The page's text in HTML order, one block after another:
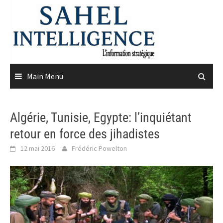
content
Main Menu
Algérie, Tunisie, Egypte: l’inquiétant
retour en force des jihadistes
12 mai 2016 Frédéric Powelton